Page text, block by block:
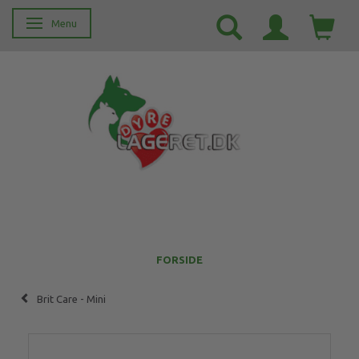
Skifte navigation
Menu
FORSIDE
Brit Care - Mini